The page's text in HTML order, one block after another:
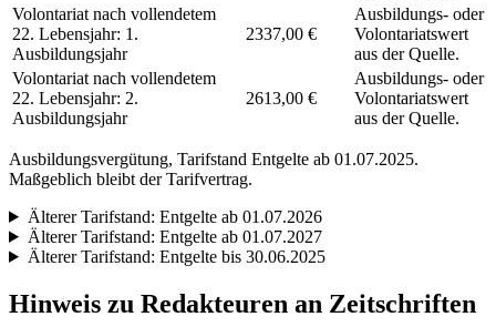
Volontariat nach vollendetem
22. Lebensjahr: 1.
Ausbildungsjahr
2337,00 €
Ausbildungs- oder
Volontariatswert
aus der Quelle.
Volontariat nach vollendetem
22. Lebensjahr: 2.
Ausbildungsjahr
2613,00 €
Ausbildungs- oder
Volontariatswert
aus der Quelle.
Ausbildungsvergütung, Tarifstand Entgelte ab 01.07.2025.
Maßgeblich bleibt der Tarifvertrag.
Älterer Tarifstand: Entgelte ab 01.07.2026
Älterer Tarifstand: Entgelte ab 01.07.2027
Älterer Tarifstand: Entgelte bis 30.06.2025
Hinweis zu Redakteuren an Zeitschriften